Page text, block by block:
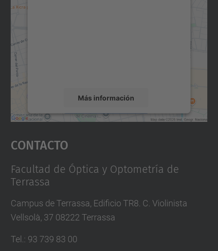
Más información
Aceptar
powered by
Contacto
Facultad de Óptica y Optometría de
Terrassa
Campus de Terrassa, Edificio TR8. C. Violinista
Vellsolà, 37 08222 Terrassa
Tel. : 93 739 83 00